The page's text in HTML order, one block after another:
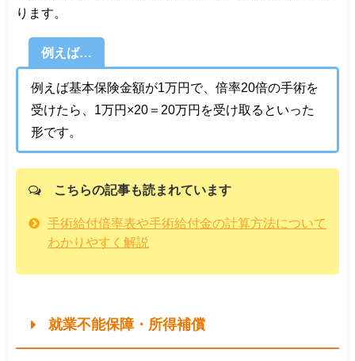
ります。
例えば…
例えば基本保険金額が1万円で、倍率20倍の手術を
受けたら、1万円×20＝20万円を受け取るといった
形です。
こちらの記事も読まれています
手術給付倍率表や手術給付金の計算方法について
わかりやすく解説
就業不能保障・所得補償